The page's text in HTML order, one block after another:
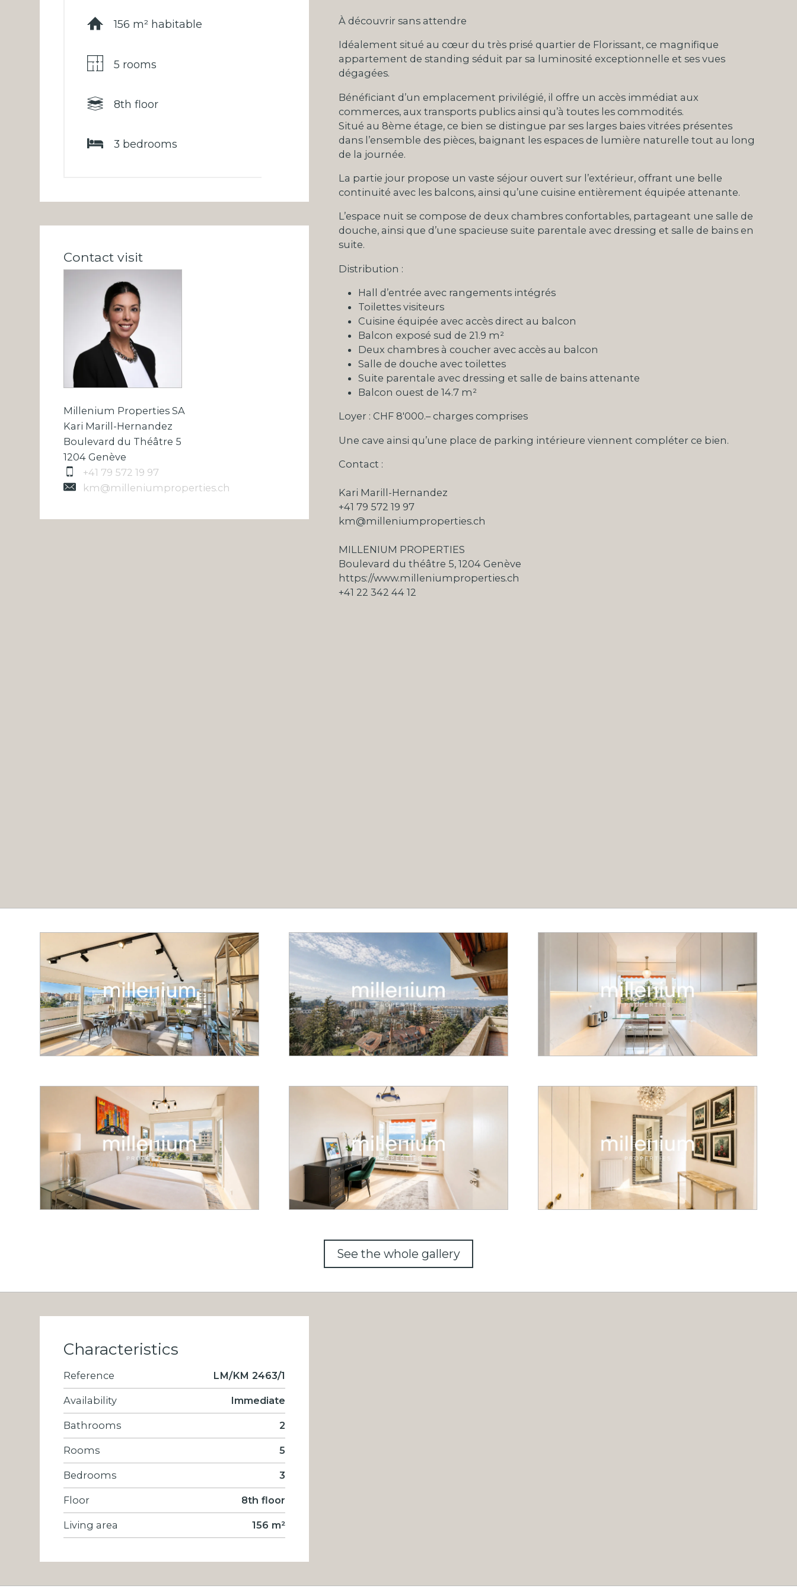
156 m² habitable
5 rooms
8th floor
3 bedrooms
Contact visit
Millenium Properties SA
Kari Marill-Hernandez
Boulevard du Théâtre 5
1204 Genève
+41 79 572 19 97
km@milleniumproperties.ch
À découvrir sans attendre
Idéalement situé au cœur du très prisé quartier de Florissant, ce magnifique
appartement de standing séduit par sa luminosité exceptionnelle et ses vues
dégagées.
Bénéficiant d’un emplacement privilégié, il offre un accès immédiat aux
commerces, aux transports publics ainsi qu’à toutes les commodités.
Situé au 8ème étage, ce bien se distingue par ses larges baies vitrées présentes
dans l’ensemble des pièces, baignant les espaces de lumière naturelle tout au long
de la journée.
La partie jour propose un vaste séjour ouvert sur l’extérieur, offrant une belle
continuité avec les balcons, ainsi qu’une cuisine entièrement équipée attenante.
L’espace nuit se compose de deux chambres confortables, partageant une salle de
douche, ainsi que d’une spacieuse suite parentale avec dressing et salle de bains en
suite.
Distribution :
Hall d’entrée avec rangements intégrés
Toilettes visiteurs
Cuisine équipée avec accès direct au balcon
Balcon exposé sud de 21.9 m²
Deux chambres à coucher avec accès au balcon
Salle de douche avec toilettes
Suite parentale avec dressing et salle de bains attenante
Balcon ouest de 14.7 m²
Loyer : CHF 8'000.– charges comprises
Une cave ainsi qu’une place de parking intérieure viennent compléter ce bien.
Contact :
Kari Marill-Hernandez
+41 79 572 19 97
km@milleniumproperties.ch
MILLENIUM PROPERTIES
Boulevard du théâtre 5, 1204 Genève
https://www.milleniumproperties.ch
+41 22 342 44 12
See the whole gallery
Characteristics
Reference LM/KM 2463/1
Availability Immediate
Bathrooms 2
Rooms 5
Bedrooms 3
Floor 8th floor
Living area 156 m²